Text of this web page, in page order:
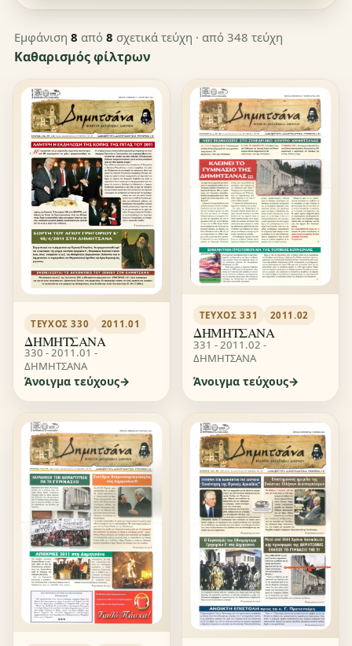
Εμφάνιση 8 από 8 σχετικά τεύχη · από 348 τεύχη
Καθαρισμός φίλτρων
ΤΕΎΧΟΣ 330 2011.01
ΔΗΜΗΤΣΑΝΑ
330 - 2011.01 -
ΔΗΜΗΤΣΑΝΑ
Άνοιγμα τεύχους
ΤΕΎΧΟΣ 331 2011.02
ΔΗΜΗΤΣΑΝΑ
331 - 2011.02 -
ΔΗΜΗΤΣΑΝΑ
Άνοιγμα τεύχους